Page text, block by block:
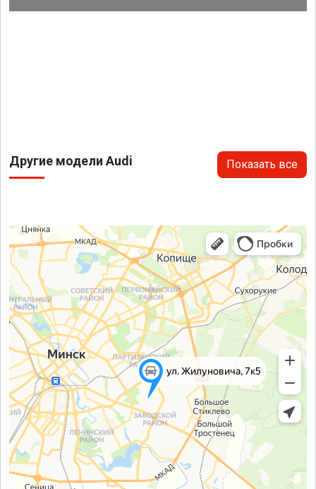
Другие модели Audi Показать все